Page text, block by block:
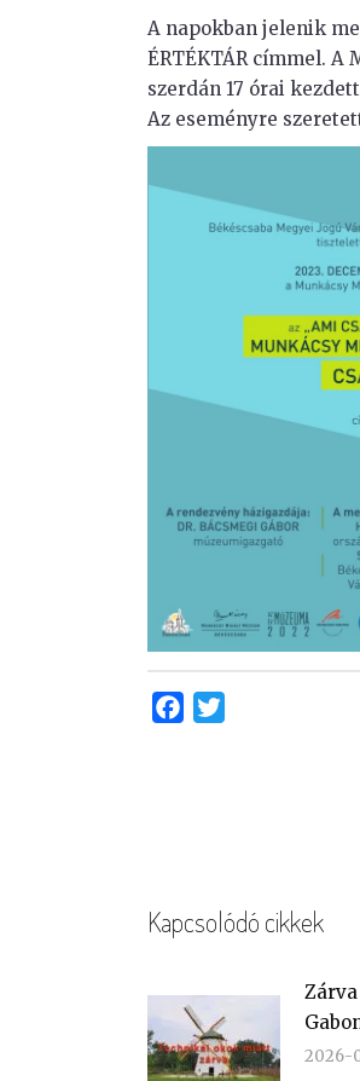
A napokban jelenik
ÉRTÉKTÁR címmel. A
szerdán 17 órai
Az eseményre
Facebook
Kapcsolódó cikkek
2026-